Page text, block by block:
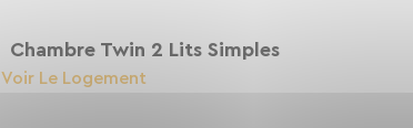
Chambre Twin 2 Lits Simples
Voir Le Logement